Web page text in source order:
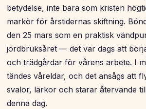
betydelse, inte bara som kristen
markör för årstidernas skiftning.
den 25 mars som en praktisk
jordbruksåret — det var dags att
och trädgårdar för vårens arbete. I
tändes våreldar, och det ansågs att
svalor, lärkor och starar återvände
denna dag.